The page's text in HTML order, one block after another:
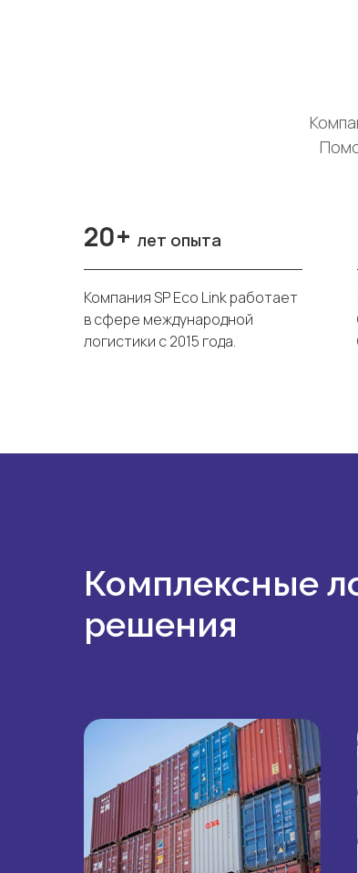
20+ лет опыта
Компания SP Eco Link работает
в сфере международной
логистики с 2015 года.
Комплексные
решения